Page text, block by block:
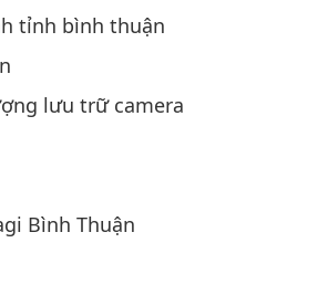
tỉnh bình thuận
lưu trữ camera
Bình Thuận